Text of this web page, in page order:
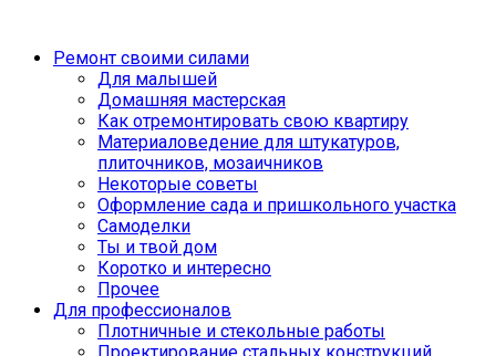
Ремонт своими силами
Для малышей
Домашняя мастерская
Как отремонтировать свою квартиру
Материаловедение для штукатуров,
плиточников, мозаичников
Некоторые советы
Оформление сада и пришкольного участка
Самоделки
Ты и твой дом
Коротко и интересно
Прочее
Для профессионалов
Плотничные и стекольные работы